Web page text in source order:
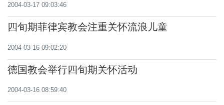
2004-03-17 09:03:46
四旬期菲律宾教会注重关怀流浪儿童
2004-03-16 09:02:20
德国教会举行四旬期关怀活动
2004-03-16 08:59:40